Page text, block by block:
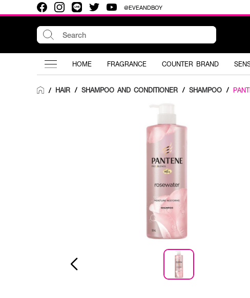
@EVEANDBOY
HOME FRAGRANCE COUNTER BRAND
/ HAIR / SHAMPOO AND CONDITIONER / SHAMPOO /